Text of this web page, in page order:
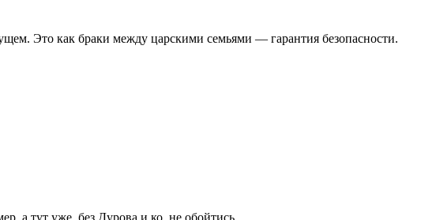
Это как браки между царскими семьями — гарантия безопасности.
а тут уже, без Дурова и ко. не обойтись.